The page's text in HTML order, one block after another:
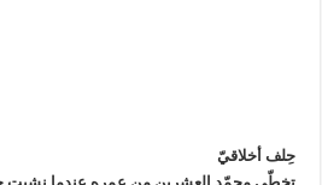
حِلف أخلاقيّ